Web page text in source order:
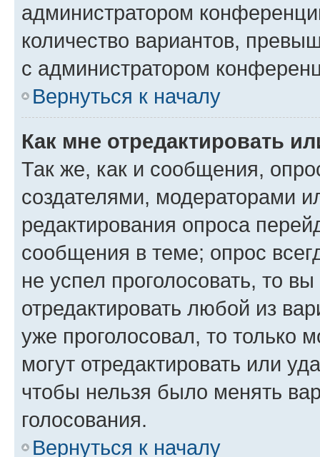
администратором
количество вариантов,
с администратором
Вернуться к началу
Как мне отредактировать
Так же, как и сообщения,
создателями, модераторами
редактирования опроса
сообщения в теме; опрос
не успел проголосовать, то
отредактировать любой из
уже проголосовал, то только
могут отредактировать или
чтобы нельзя было менять
голосования.
Вернуться к началу